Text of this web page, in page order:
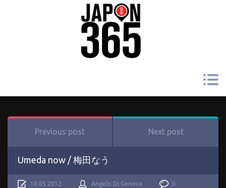
Previous post Next post
Umeda now / 梅田なう
10.05.2012 Angelo Di Genova 0